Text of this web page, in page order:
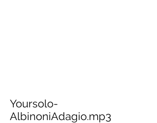
Yoursolo-
AlbinoniAdagio.mp3